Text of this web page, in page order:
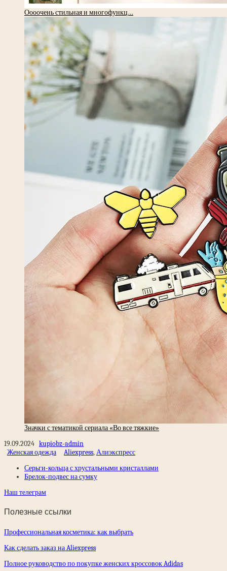
Оооочень стильная и многофункц…
Значки с тематикой сериала «Во все тяжкие»
19.09.2024 kupiobz-admin
Женская одежда
Aliexpress,Алиэкспресс
Серьги-кольца с хрустальными кристаллами
Брелок-подвес на сумку
Наш телеграм
Полезные ссылки
Профессиональная косметика: как выбрать
Как сделать заказ на Aliexpress
Полное руководство по покупке женских кроссовок Adidas